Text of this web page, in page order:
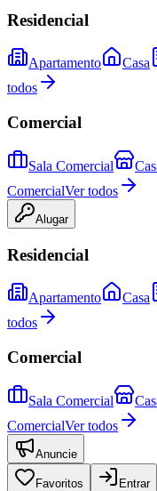
Residencial
Apartamento Casa
todos
Comercial
Sala Comercial
ComercialVer todos
Alugar
Residencial
Apartamento Casa
todos
Comercial
Sala Comercial
ComercialVer todos
Anuncie
Favoritos Entrar